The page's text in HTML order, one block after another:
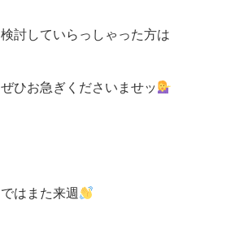
検討していらっしゃった方は
ぜひお急ぎくださいませッ
ではまた来週